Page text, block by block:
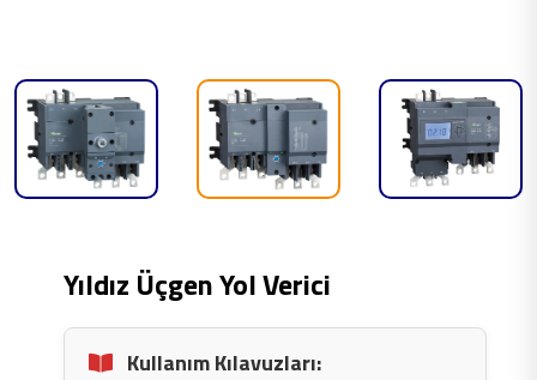
Yıldız Üçgen Yol Verici
Kullanım Kılavuzları: